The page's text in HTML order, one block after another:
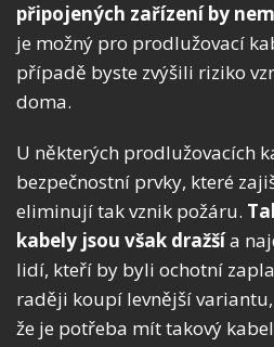
připojených zařízení by
je možný pro prodlužovací
případě byste zvýšili riziko
doma.
U některých prodlužovacích
bezpečnostní prvky, které
eliminují tak vznik požáru.
kabely jsou však dražšía
lidí, kteří by byli ochotní
raději koupí levnější
že je potřeba mít takový